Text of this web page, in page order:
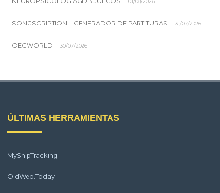
01/08/2026
SONGSCRIPTION – GENERADOR DE PARTITURAS 31/07/2026
OECWORLD 30/07/2026
ÚLTIMAS HERRAMIENTAS
MyShipTracking
OldWeb.Today